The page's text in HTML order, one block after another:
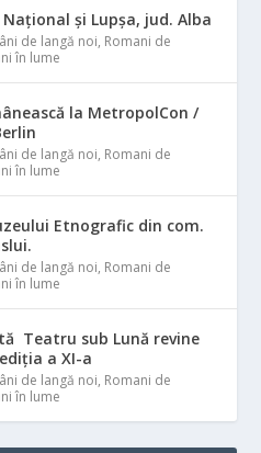
și Lupșa, jud. Alba
de langă noi, Romani de
în lume
la MetropolCon /
de langă noi, Romani de
în lume
Etnografic din com.
de langă noi, Romani de
în lume
Teatru sub Lună revine
a XI-a
de langă noi, Romani de
în lume